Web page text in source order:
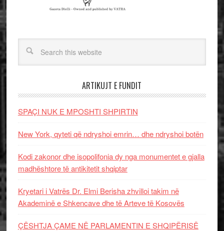
ARTIKUJT E FUNDIT
SPAÇI NUK E MPOSHTI SHPIRTIN
New York, qyteti që ndryshoi emrin… dhe ndryshoi botën
Kodi zakonor dhe isopolifonia dy nga monumentet e gjalla
madhështore të antikitetit shqiptar
Kryetari i Vatrës Dr. Elmi Berisha zhvilloi takim në
Akademinë e Shkencave dhe të Arteve të Kosovës
ÇËSHTJA ÇAME NË PARLAMENTIN E SHQIPËRISË